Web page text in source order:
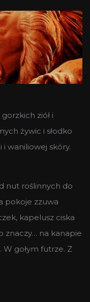
ziół i
żywic i słodko
waniliowej skóry.
nut roślinnych do
pokoje zzuwa
kapelusz ciska
znaczy… na kanapie
W gołym futrze. Z